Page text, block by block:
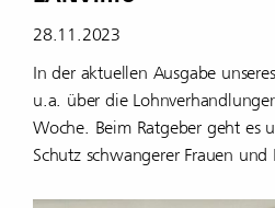
28.11.2023
In der aktuellen Ausgabe
u.a. über die
Woche. Beim Ratgeber geht es
Schutz schwangerer Frauen und